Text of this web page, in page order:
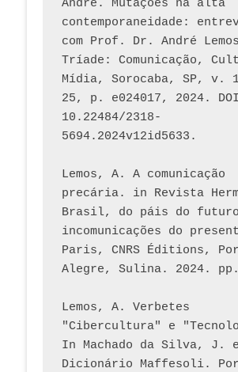
André. Mutações na alta
contemporaneidade:
com Prof. Dr. André
Tríade: Comunicação,
Mídia, Sorocaba, SP, v.
25, p. e024017, 2024.
10.22484/2318-
5694.2024v12id5633.
Lemos, A. A comunicação
precária. in Revista
Brasil, do páis do
incomunicações do
Paris, CNRS Éditions,
Lemos, A. Verbetes
"Cibercultura" e
In Machado da Silva,
Dicionário Maffesoli.